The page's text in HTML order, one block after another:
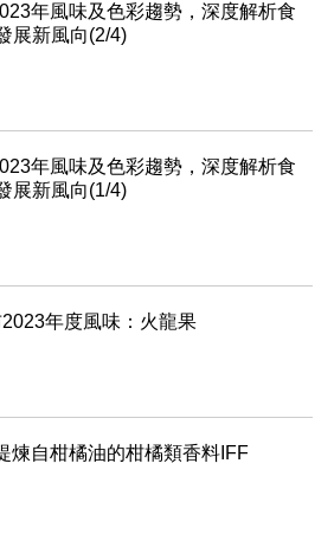
年風味及色彩趨勢，深度解析食
展新風向(2/4)
年風味及色彩趨勢，深度解析食
展新風向(1/4)
年度風味：火龍果
煉自柑橘油的柑橘類香料IFF